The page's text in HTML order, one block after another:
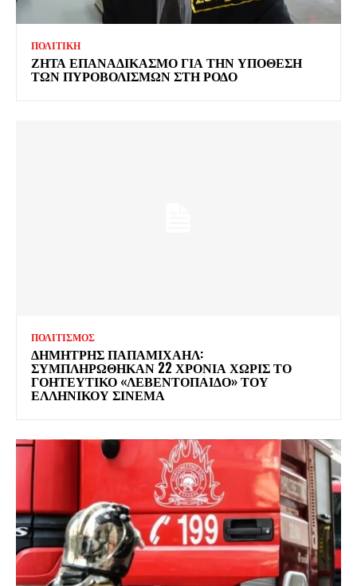
ΠΟΛΙΤΙΚΗ
ΖΗΤΑ ΕΠΑΝΑΔΙΚΑΣΜΟ ΓΙΑ ΤΗΝ ΥΠΟΘΕΣΗ
ΤΩΝ ΠΥΡΟΒΟΛΙΣΜΩΝ ΣΤΗ ΡΟΔΟ
ΠΟΛΙΤΙΣΜΟΣ
ΔΗΜΗΤΡΗΣ ΠΑΠΑΜΙΧΑΗΛ:
ΣΥΜΠΛΗΡΩΘΗΚΑΝ 22 ΧΡΟΝΙΑ ΧΩΡΙΣ ΤΟ
ΓΟΗΤΕΥΤΙΚΟ «ΛΕΒΕΝΤΟΠΑΙΔΟ» ΤΟΥ
ΕΛΛΗΝΙΚΟΥ ΣΙΝΕΜΑ